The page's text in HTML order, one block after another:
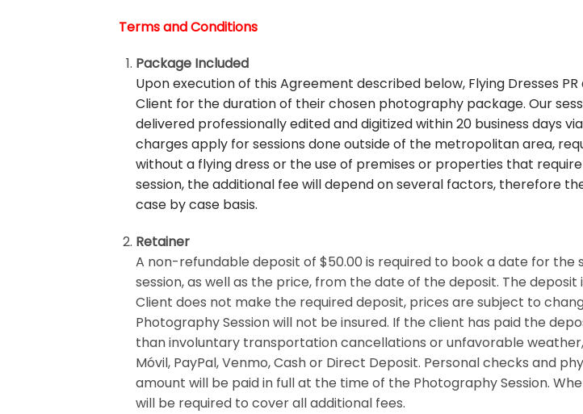
Terms and Conditions
Package Included
Upon execution of this Agreement described below, Flying Dresses
Client for the duration of their chosen photography package. Our
delivered professionally edited and digitized within 20 business days
charges apply for sessions done outside of the metropolitan area,
without a flying dress or the use of premises or properties that
session, the additional fee will depend on several factors, therefore
case by case basis.
Retainer
A non-refundable deposit of $50.00 is required to book a date for
session, as well as the price, from the date of the deposit. The
Client does not make the required deposit, prices are subject to
Photography Session will not be insured. If the client has paid the
than involuntary transportation cancellations or unfavorable
Móvil, PayPal, Venmo, Cash or Direct Deposit. Personal checks and
amount will be paid in full at the time of the Photography Session.
will be required to cover all additional fees.